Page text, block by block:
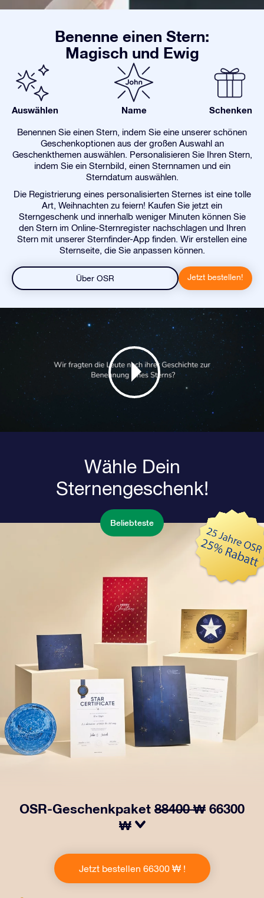
Benenne einen Stern:
Magisch und Ewig
Auswählen Name Schenken
Benennen Sie einen Stern, indem Sie eine unserer schönen
Geschenkoptionen aus der großen Auswahl an
Geschenkthemen auswählen. Personalisieren Sie Ihren Stern,
indem Sie ein Sternbild, einen Sternnamen und ein
Sterndatum auswählen.
Die Registrierung eines personalisierten Sternes ist eine tolle
Art, Weihnachten zu feiern! Kaufen Sie jetzt ein
Sterngeschenk und innerhalb weniger Minuten können Sie
den Stern im Online-Sternregister nachschlagen und Ihren
Stern mit unserer Sternfinder-App finden. Wir erstellen eine
Sternseite, die Sie anpassen können.
Über OSR Jetzt bestellen!
Wähle Dein
Sternengeschenk!
Beliebteste
OSR-Geschenkpaket 88400 ₩ 66300
₩
Geschenkpaket! Dieses Geschenk enthält einen
schönen Umschlag und personalisierte Dokumente, die
an eine Adresse Ihrer Wahl gesendet werden, sowie
Jetzt bestellen 66300 ₩ !